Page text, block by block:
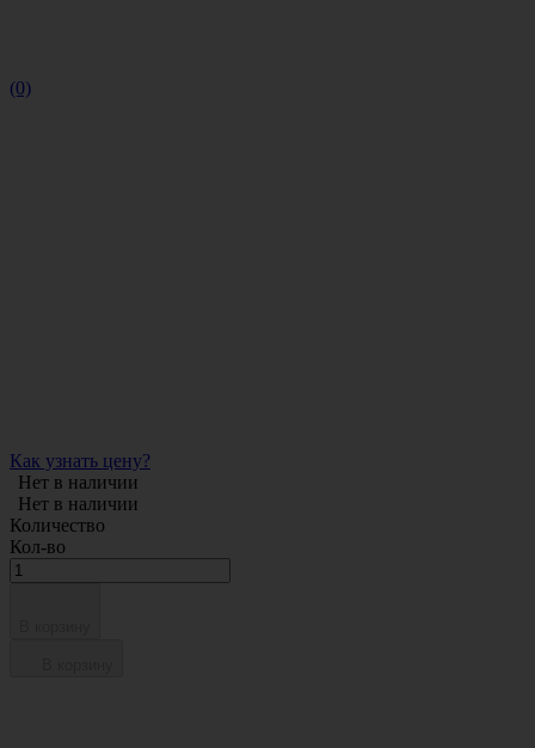
(0)
Как узнать цену?
Нет в наличии
Нет в наличии
Количество
Кол-во